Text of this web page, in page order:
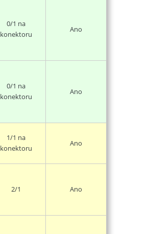
0/1 na
konektoru
Ano
0/1 na
konektoru
Ano
1/1 na
konektoru
Ano
2/1 Ano